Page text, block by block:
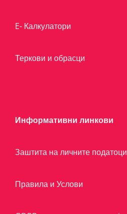
E- Калкулатори
Теркови и обрасци
Информативни линкови
Заштита на личните податоци
Правила и Услови